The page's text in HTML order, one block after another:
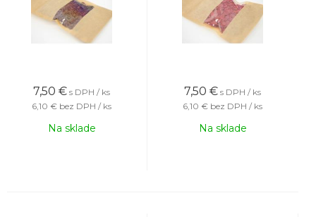
7,50 € s DPH / ks
6,10 € bez DPH / ks
Na sklade
7,50 € s DPH / ks
6,10 € bez DPH / ks
Na sklade